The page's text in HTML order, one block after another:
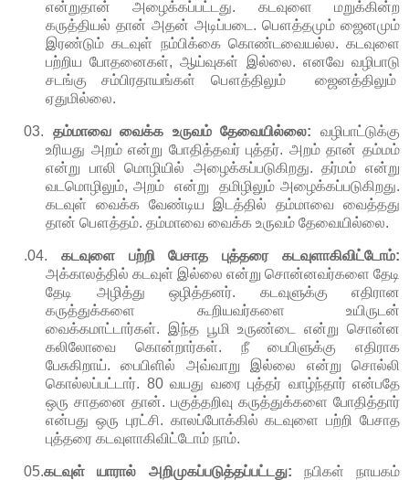
என்றுதான் அழைக்கப்பட்டது. கடவுளை
மறுக்கின்ற
கருத்தியல் தான் அதன் அடிப்படை . பௌத்தமும் ஜைனமும்
இரண்டும் கடவுள் நம்பிக்கை கொண்டவையல்ல. கடவுளை
பற்றிய போதனைகள்,ஆய்வுகள் இல்லை. எனவே வழிபாடு
சடங்கு
சம்பிரதாயங்கள் பௌத்திலும்
ஜைனத்திலும்
ஏதுமில்லை.
03. தம்மாவை வைக்க உருவம் தேவையில்லை:
வழிபாட்டுக்கு
உரியது அறம் என்று போதித்தவர் புத்தர். அறம் தான் தம்மம்
என்று
பாலி மொழியில் அழைக்கப்படுகிறது.தர்மம் என்று
வடமொழிலும், அறம் என்று
தமிழிலும் அழைக்கப்படுகிறது.
கடவுள்
வைக்க வேண்டிய இடத்தில் தம்மாவை
வைத்தது
தான் பௌத்தம். தம்மாவை வைக்க உருவம் தேவையில்லை.
.04. கடவுளை பற்றி பேசாத புத்தரை
கடவுளாகிவிட்டோம்:
அக்காலத்தில் கடவுள் இல்லை என்று சொன்னவர்களை தேடி
தேடி
அழித்து ஒழித்தனர். கடவுளுக்கு
எதிரான
கருத்துக்களை
கூறியவர்களை
உயிருடன்
வைக்கமாட்டார்கள். இந்த பூமி உருண்டை என்று சொன்ன
கலிலோவை
கொன்றார்கள். நீ பைபிளுக்கு
எதிராக
பேசுகிறாய்.பைபிளில் அவ்வாறு இல்லை என்று
சொல்லி
கொல்லப்பட்டார். 80 வயது வரை புத்தர் வாழ்ந்தார் என்பதே
ஒரு சாதனை தான். பகுத்தறிவு கருத்துக்களை போதித்தார்
என்பது ஒரு புரட்சி. காலப்போக்கில் கடவுளை பற்றி பேசாத
புத்தரை கடவுளாகிவிட்டோம் நாம்.
05.கடவுள் யாரால் அறிமுகப்படுத்தப்பட்டது: நபிகள்
நாயகம்